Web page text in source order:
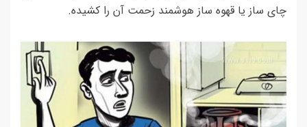
چای ساز یا قهوه ساز هوشمند زحمت آن را کشیده.